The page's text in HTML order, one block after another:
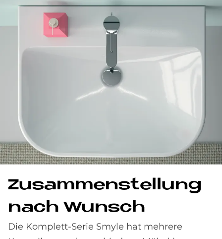
Zu­sam­men­stel­lung
nach Wunsch
Die Komplett-Serie Smyle hat mehrere